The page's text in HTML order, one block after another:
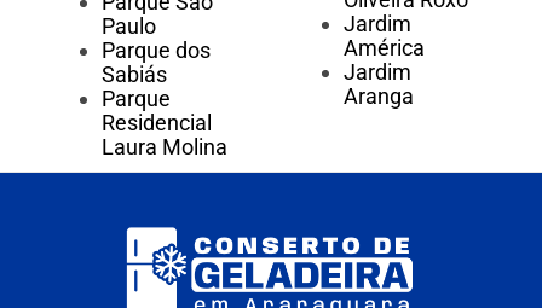
Paulo
Parque dos
Sabiás
Parque
Residencial
Laura Molina
Jardim
América
Jardim
Aranga